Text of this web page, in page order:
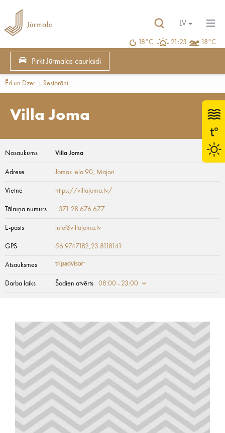
18°C, 21:23 18°C
LV
Pirkt Jūrmalas caurlaidi
Ēd un Dzer Restorāni
Villa Joma
Nosaukums Villa Joma
Adrese Jomas iela 90, Majori
Vietne https://villajoma.lv/
Tālruņa numurs +371 28 676 677
E-pasts info@villajoma.lv
GPS 56.9747182,23.8118141
Atsauksmes
Darba laiks Šodien atvērts 08:00 - 23:00